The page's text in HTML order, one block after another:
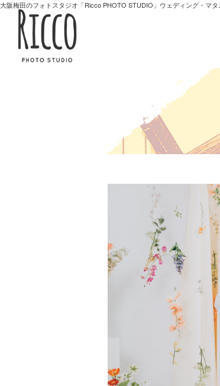
大阪梅田のフォトスタジオ「Ricco PHOTO STUDIO」ウェディング・マ